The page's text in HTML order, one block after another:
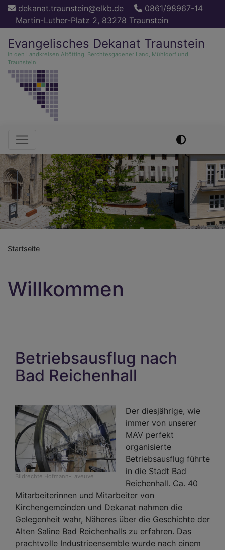
Direkt
Inhalt
dekanat.traunstein@elkb.de
0861/98967-14
Martin-Luther-Platz 2, 83278 Traunstein
Evangelisches Dekanat Traunstein
in den Landkreisen Altötting, Berchtesgadener Land, Mühldorf und
Traunstein
Hauptnavigation
Startseite
Willkommen
Betriebsausflug nach
Bad Reichenhall
Bildrechte Hofmann-Laveuve
Der diesjährige, wie
immer von unserer
MAV perfekt
organisierte
Betriebsausflug führte
in die Stadt Bad
Reichenhall. Ca. 40
Mitarbeiterinnen und Mitarbeiter von
Kirchengemeinden und Dekanat nahmen die
Gelegenheit wahr, Näheres über die Geschichte der
Alten Saline Bad Reichenhalls zu erfahren. Das
prachtvolle Industrieensemble wurde nach einem